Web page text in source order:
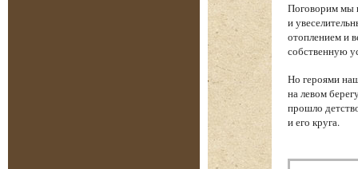
Поговорим мы
и
отоплением и
собственную
Но героями
на левом
прошло
и его круга.